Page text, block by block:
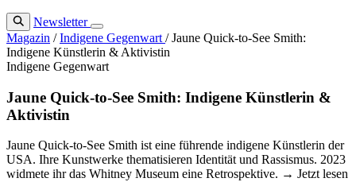
Newsletter
Magazin / Indigene Gegenwart / Jaune Quick-to-See Smith:
Indigene Künstlerin & Aktivistin
Indigene Gegenwart
Jaune Quick-to-See Smith: Indigene Künstlerin &
Aktivistin
Jaune Quick-to-See Smith ist eine führende indigene Künstlerin der
USA. Ihre Kunstwerke thematisieren Identität und Rassismus. 2023
widmete ihr das Whitney Museum eine Retrospektive. → Jetzt lesen